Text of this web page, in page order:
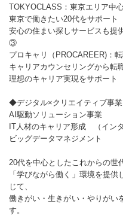
TOKYOCLASS：東京エリア中
東京で働きたい20代をサポート
安心の住まい探しサービスも提
③
プロキャリ（PROCAREER)：
キャリアカウンセリングから転
理想のキャリア実現をサポート
◆デジタル×クリエイティブ事業
AI駆動ソリューション事業
IT人材のキャリア形成 （イン
ビッグデータマネジメント
20代を中心としたこれからの世
「学びながら働く」環境を提
じて、
働きがい・生きがい・やりがい
す。